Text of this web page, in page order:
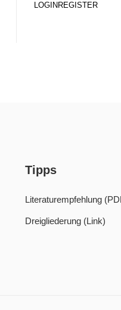
LOGIN REGISTER
Tipps
Literaturempfehlung
Dreigliederung (Link)